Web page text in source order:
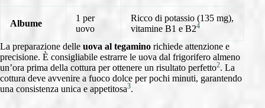
Albume
1 per
uovo
Ricco di potassio (135 mg),
vitamine B1 e B24
La preparazione delle uova al tegamino richiede attenzione e
precisione. È consigliabile estrarre le uova dal frigorifero almeno
un’ora prima della cottura per ottenere un risultato perfetto2. La
cottura deve avvenire a fuoco dolce per pochi minuti, garantendo
una consistenza unica e appetitosa3.